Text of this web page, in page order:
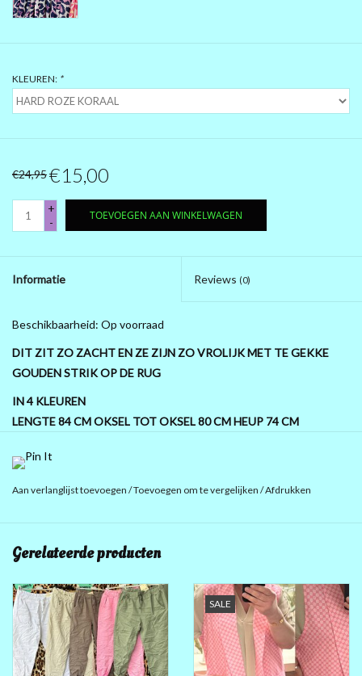
BLING
MAGNA KLEDING
10 EURO SHOP 10 EURO
KLEUREN: *
€24,95€15,00
+
-
TOEVOEGEN AAN WINKELWAGEN
Informatie Reviews (0)
Beschikbaarheid: Op voorraad
DIT ZIT ZO ZACHT EN ZE ZIJN ZO VROLIJK MET TE GEKKE
GOUDEN STRIK OP DE RUG
IN 4 KLEUREN
LENGTE 84 CM OKSEL TOT OKSEL 80 CM HEUP 74 CM
SUPER OP JEANS OF BEIGE BROEK OF ZWART
STOF
Aan verlanglijst toevoegen /Toevoegen om te vergelijken /Afdrukken
Gerelateerde producten
SALE